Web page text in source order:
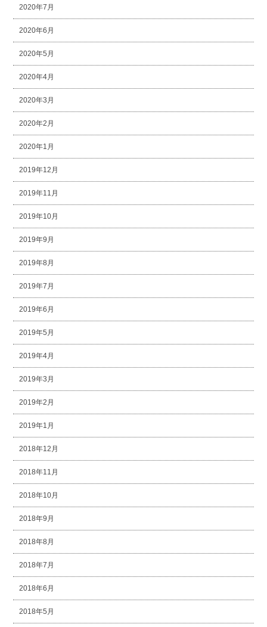
2020年7月
2020年6月
2020年5月
2020年4月
2020年3月
2020年2月
2020年1月
2019年12月
2019年11月
2019年10月
2019年9月
2019年8月
2019年7月
2019年6月
2019年5月
2019年4月
2019年3月
2019年2月
2019年1月
2018年12月
2018年11月
2018年10月
2018年9月
2018年8月
2018年7月
2018年6月
2018年5月